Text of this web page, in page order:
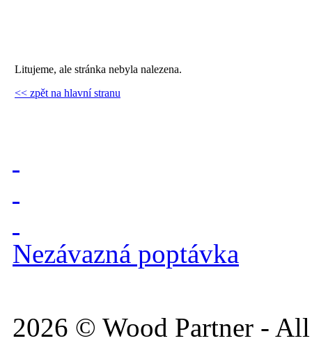
Litujeme, ale stránka nebyla nalezena.
<< zpět na hlavní stranu
Nezávazná poptávka
2026 © Wood Partner -